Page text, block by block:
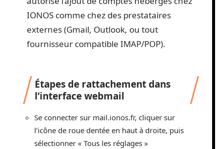
IONOS comme chez des prestataires
externes (Gmail, Outlook, ou tout
fournisseur compatible IMAP/POP).
Étapes de rattachement dans
l’interface webmail
Se connecter sur mail.ionos.fr, cliquer sur
l’icône de roue dentée en haut à droite, puis
sélectionner « Tous les réglages »